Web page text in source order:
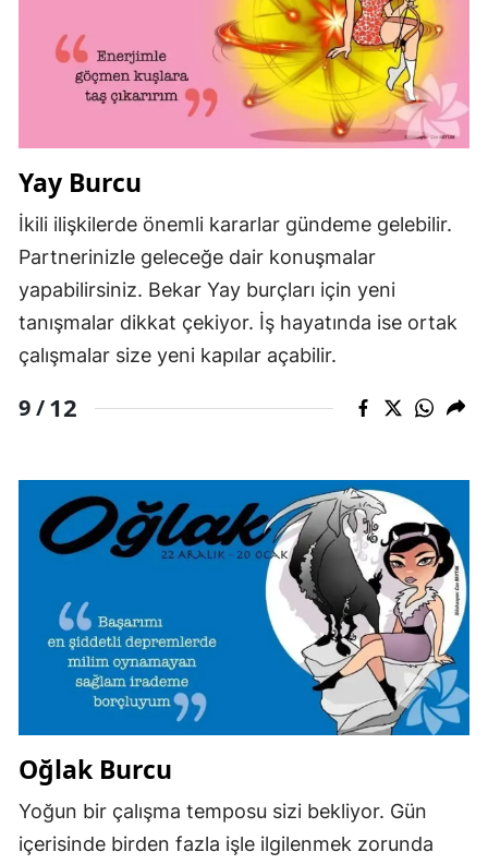
Yay Burcu
İkili ilişkilerde önemli kararlar gündeme gelebilir.
Partnerinizle geleceğe dair konuşmalar
yapabilirsiniz. Bekar Yay burçları için yeni
tanışmalar dikkat çekiyor. İş hayatında ise ortak
çalışmalar size yeni kapılar açabilir.
9 /12
Oğlak Burcu
Yoğun bir çalışma temposu sizi bekliyor. Gün
içerisinde birden fazla işle ilgilenmek zorunda